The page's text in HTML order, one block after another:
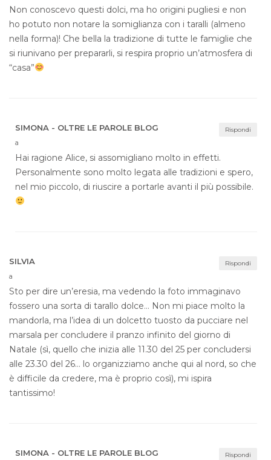
Non conoscevo questi dolci, ma ho origini pugliesi e non
ho potuto non notare la somiglianza con i taralli (almeno
nella forma)! Che bella la tradizione di tutte le famiglie che
si riunivano per prepararli, si respira proprio un’atmosfera di
“casa”
Rispondi
SIMONA - OLTRE LE PAROLE BLOG
a
Hai ragione Alice, si assomigliano molto in effetti.
Personalmente sono molto legata alle tradizioni e spero,
nel mio piccolo, di riuscire a portarle avanti il più possibile.
Rispondi
SILVIA
a
Sto per dire un’eresia, ma vedendo la foto immaginavo
fossero una sorta di tarallo dolce… Non mi piace molto la
mandorla, ma l’idea di un dolcetto tuosto da pucciare nel
marsala per concludere il pranzo infinito del giorno di
Natale (sì, quello che inizia alle 11.30 del 25 per concludersi
alle 23.30 del 26… lo organizziamo anche qui al nord, so che
è difficile da credere, ma è proprio così), mi ispira
tantissimo!
Rispondi
SIMONA - OLTRE LE PAROLE BLOG